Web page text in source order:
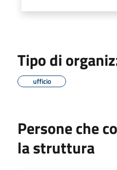
Tipo di
ufficio
Persone che
la struttura